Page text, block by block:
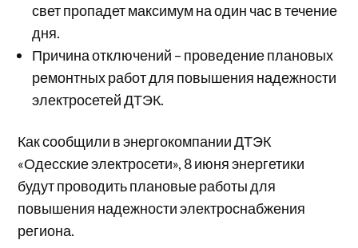
свет пропадет максимум на один час в течение
дня.
Причина отключений – проведение плановых
ремонтных работ для повышения надежности
электросетей ДТЭК.
Как сообщили в энергокомпании ДТЭК
«Одесские электросети», 8 июня энергетики
будут проводить плановые работы для
повышения надежности электроснабжения
региона.